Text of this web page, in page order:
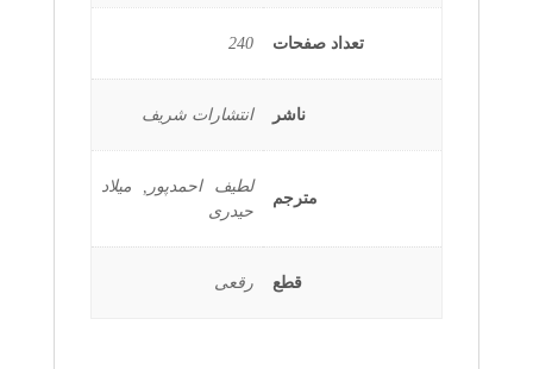
تعداد صفحات 240
ناشر انتشارات شریف
مترجم
لطیف احمدپور, میلاد
حیدری
قطع رقعی